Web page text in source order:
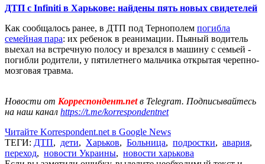
ДТП c Infiniti в Харькове: найдены пять новых свидетелей
Как сообщалось ранее, в ДТП под Тернополем погибла
семейная пара: их ребенок в реанимации. Пьяный водитель
выехал на встречную полосу и врезался в машину с семьей -
погибли родители, у пятилетнего мальчика открытая черепно-
мозговая травма.
Новости от Корреспондент.netв Telegram. Подписывайтесь
на наш канал https://t.me/korrespondentnet
Читайте Korrespondent.net в Google News
ТЕГИ: ДТП, дети, Харьков, Больница, подростки, авария,
переход, новости Украины, новости харькова